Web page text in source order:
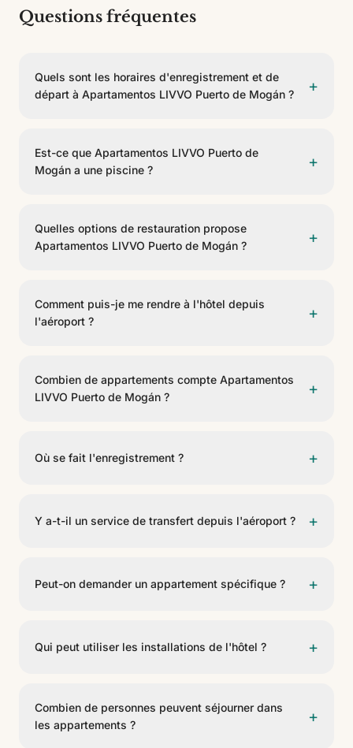
Questions fréquentes
Quels sont les horaires d'enregistrement et de
départ à Apartamentos LIVVO Puerto de Mogán ?
+
Est-ce que Apartamentos LIVVO Puerto de
Mogán a une piscine ?
+
Des chaises longues sont incluses.
Quelles options de restauration propose
Apartamentos LIVVO Puerto de Mogán ?
+
Hotel Puerto de Mogán. Ils offrent un service de buffet,
bar a la carta, rooftop (según categoría reservada).
Comment puis-je me rendre à l'hôtel depuis
l'aéroport ?
+
en taxi, transfert privé ou voiture de location.
Combien de appartements compte Apartamentos
LIVVO Puerto de Mogán ?
+
établissement de 3 étoiles.
Où se fait l'enregistrement ? +
Y a-t-il un service de transfert depuis l'aéroport ? +
existe également une connexion par transport public
Peut-on demander un appartement spécifique ? +
la disponibilité. Il est également possible de demander
Qui peut utiliser les installations de l'hôtel ? +
installations communes (horaires de la piscine de
09:00 à 17:00). Les clients avec seulement
Combien de personnes peuvent séjourner dans
les appartements ?
+